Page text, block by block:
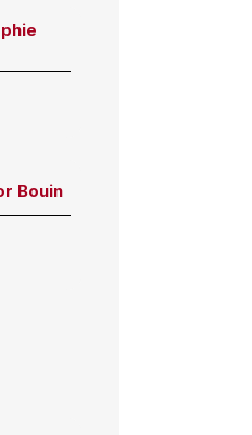
Bouin